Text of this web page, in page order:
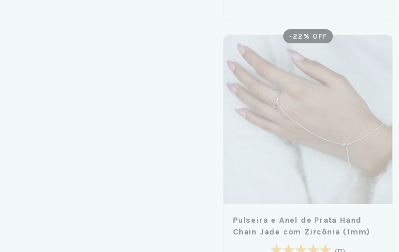
- 22 % OFF
Pulseira e Anel de Prata Hand
Chain Jade com Zircônia (1mm)